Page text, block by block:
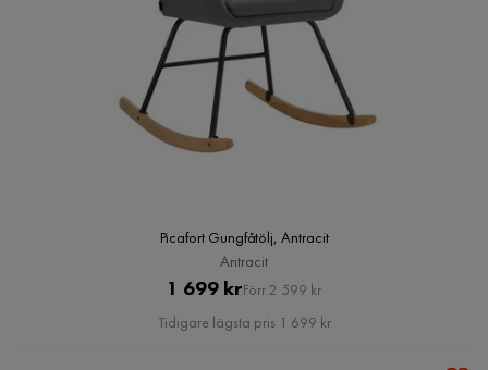
Picafort Gungfåtölj, Antracit
Antracit
Pris
1 699 krOriginal
Pris
Förr 2 599 kr
Tidigare lägsta pris 1 699 kr